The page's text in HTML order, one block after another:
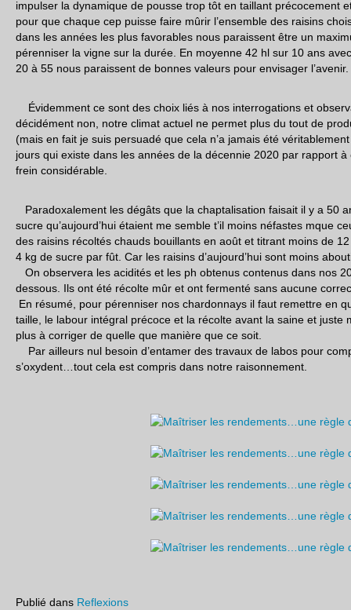
impulser la dynamique de pousse trop tôt en taillant précocement
pour que chaque cep puisse faire mûrir l’ensemble des raisins
dans les années les plus favorables nous paraissent être un
pérenniser la vigne sur la durée. En moyenne 42 hl sur 10 ans
20 à 55 nous paraissent de bonnes valeurs pour envisager l’avenir.
Évidemment ce sont des choix liés à nos interrogations et
décidément non, notre climat actuel ne permet plus du tout de
(mais en fait je suis persuadé que cela n’a jamais été
jours qui existe dans les années de la décennie 2020 par rapport
frein considérable.
Paradoxalement les dégâts que la chaptalisation faisait il y a 50
sucre qu’aujourd’hui étaient me semble t’il moins néfastes mque
des raisins récoltés chauds bouillants en août et titrant moins de
4 kg de sucre par fût. Car les raisins d’aujourd’hui sont moins
On observera les acidités et les ph obtenus contenus dans nos
dessous. Ils ont été récolte mûr et ont fermenté sans aucune
En résumé, pour pérenniser nos chardonnays il faut remettre en
taille, le labour intégral précoce et la récolte avant la saine et juste
plus à corriger de quelle que manière que ce soit.
Par ailleurs nul besoin d’entamer des travaux de labos pour
s’oxydent…tout cela est compris dans notre raisonnement.
Publié dans Reflexions